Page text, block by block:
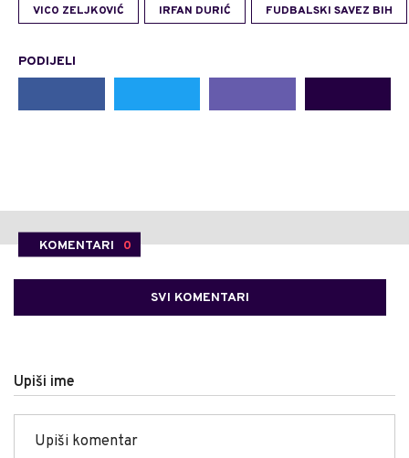
VICO ZELJKOVIĆ IRFAN DURIĆ FUDBALSKI SAVEZ BIH
PODIJELI
KOMENTARI 0
SVI KOMENTARI
Upiši ime